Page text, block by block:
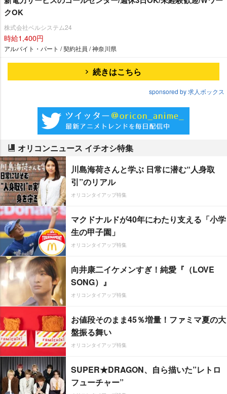
クOK
株式会社ベルシステム24
時給1,400円
アルバイト・パート / 契約社員 / 神奈川県
続きはこちら
sponsored by 求人ボックス
オリコンニュース イチオシ特集
川島海荷さんと学ぶ 日常に潜む“人身取
引”のリアル
オリコンタイアップ特集
マクドナルドが40年にわたり支える「小学
生の甲子園」
オリコンタイアップ特集
向井康二イケメンすぎ！純愛『（LOVE
SONG）』
オリコンタイアップ特集
お値段そのまま45％増量！ファミマ夏の大
盤振る舞い
オリコンタイアップ特集
SUPER★DRAGON、自ら描いた”レトロ
フューチャー”